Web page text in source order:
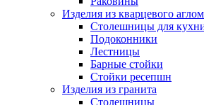
Изделия из кварцевого
Столешницы для
Подоконники
Лестницы
Барные стойки
Стойки ресепшн
Изделия из гранита
Столешницы